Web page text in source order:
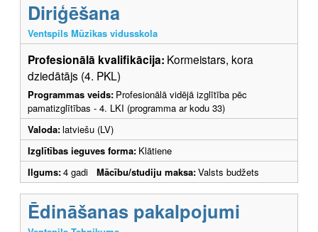
Diriģēšana
Ventspils Mūzikas vidusskola
Profesionālā kvalifikācija: Kormeistars, kora
dziedātājs (4. PKL)
Programmas veids: Profesionālā vidējā izglītība pēc
pamatizglītības - 4. LKI (programma ar kodu 33)
Valoda:latviešu (LV)
Izglītības ieguves forma: Klātiene
Ilgums:4 gadi Mācību/studiju maksa:Valsts budžets
Ēdināšanas pakalpojumi